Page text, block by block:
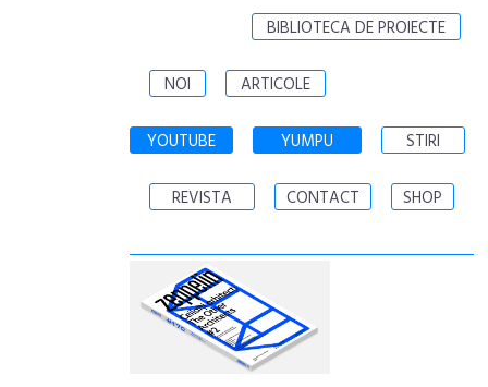
BIBLIOTECA DE PROIECTE
NOI ARTICOLE
YOUTUBE YUMPU STIRI
REVISTA CONTACT SHOP